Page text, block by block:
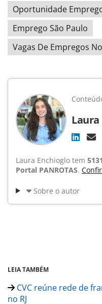
Oportunidade
Emprego São Paulo
Vagas De Empregos
Laura
Laura Enchioglo tem 5131
Portal PANROTAS.
Sobre o autor
LEIA TAMBÉM
CVC reúne rede de
no RJ